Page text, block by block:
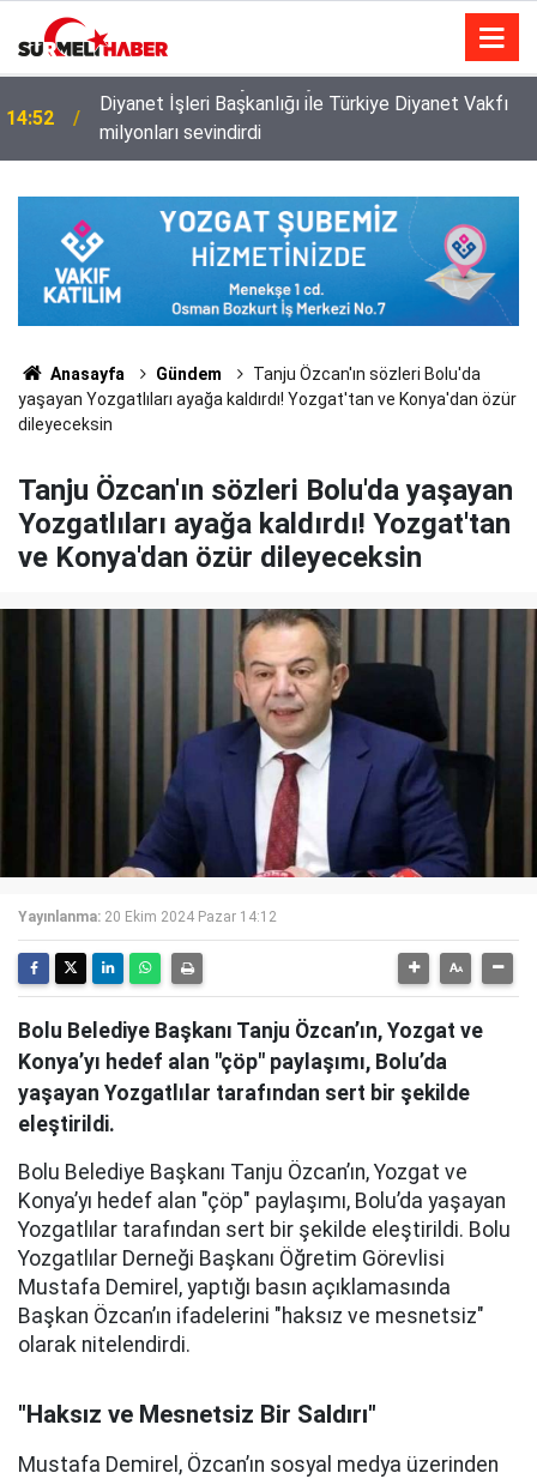
14:52
Diyanet İşleri Başkanlığı ile Türkiye Diyanet Vakfı
milyonları sevindirdi
Anasayfa Gündem
Tanju Özcan'ın sözleri Bolu'da
yaşayan Yozgatlıları ayağa kaldırdı! Yozgat'tan ve Konya'dan özür
dileyeceksin
Tanju Özcan'ın sözleri Bolu'da yaşayan
Yozgatlıları ayağa kaldırdı! Yozgat'tan
ve Konya'dan özür dileyeceksin
Yayınlanma: 20 Ekim 2024 Pazar 14:12
Bolu Belediye Başkanı Tanju Özcan’ın, Yozgat ve
Konya’yı hedef alan "çöp" paylaşımı, Bolu’da
yaşayan Yozgatlılar tarafından sert bir şekilde
eleştirildi.
Bolu Belediye Başkanı Tanju Özcan’ın, Yozgat ve
Konya’yı hedef alan "çöp" paylaşımı, Bolu’da yaşayan
Yozgatlılar tarafından sert bir şekilde eleştirildi. Bolu
Yozgatlılar Derneği Başkanı Öğretim Görevlisi
Mustafa Demirel, yaptığı basın açıklamasında
Başkan Özcan’ın ifadelerini "haksız ve mesnetsiz"
olarak nitelendirdi.
"Haksız ve Mesnetsiz Bir Saldırı"
Mustafa Demirel, Özcan’ın sosyal medya üzerinden